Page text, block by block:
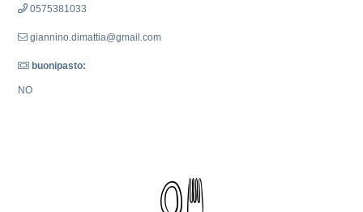
0575381033
giannino.dimattia@gmail.com
buonipasto:
NO